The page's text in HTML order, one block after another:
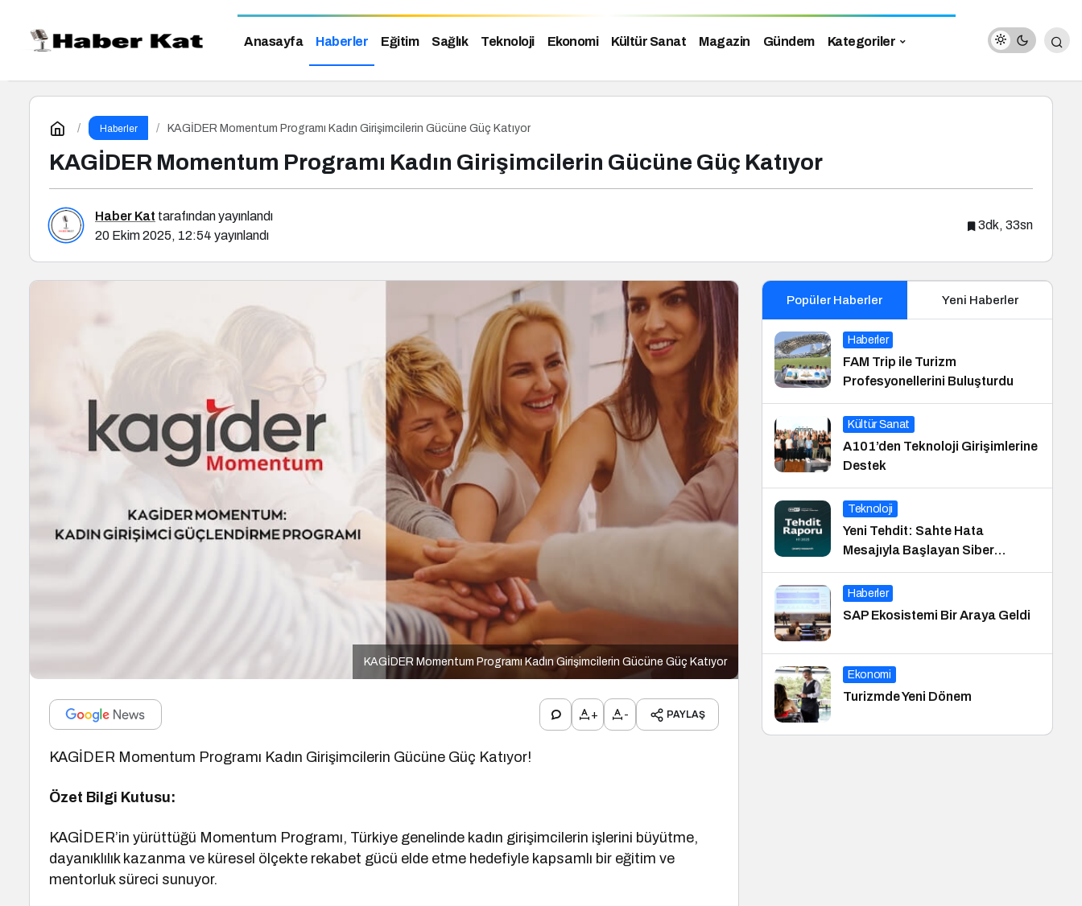
Anasayfa Haberler Eğitim Sağlık Teknoloji Ekonomi Kültür Sanat Magazin Gündem Kategoriler
Haberler KAGİDER Momentum Programı Kadın Girişimcilerin Gücüne Güç Katıyor
KAGİDER Momentum Programı Kadın Girişimcilerin Gücüne Güç Katıyor
Haber Kat tarafından yayınlandı
20 Ekim 2025, 12:54 yayınlandı
3dk, 33sn
KAGİDER Momentum Programı Kadın Girişimcilerin Gücüne Güç Katıyor
+ - PAYLAŞ
KAGİDER Momentum Programı Kadın Girişimcilerin Gücüne Güç Katıyor!
Özet Bilgi Kutusu:
KAGİDER’in yürüttüğü Momentum Programı, Türkiye genelinde kadın girişimcilerin işlerini büyütme,
dayanıklılık kazanma ve küresel ölçekte rekabet gücü elde etme hedefiyle kapsamlı bir eğitim ve
mentorluk süreci sunuyor.
Popüler Haberler Yeni Haberler
Haberler
FAM Trip ile Turizm
Profesyonellerini Buluşturdu
Kültür Sanat
A101’den Teknoloji Girişimlerine
Destek
Teknoloji
Yeni Tehdit: Sahte Hata
Mesajıyla Başlayan Siber
Saldırılar Yükselişte
Haberler
SAP Ekosistemi Bir Araya Geldi
Ekonomi
Turizmde Yeni Dönem